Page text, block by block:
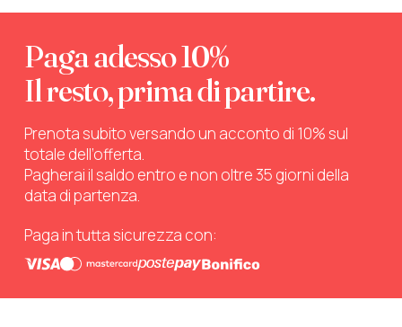
Paga adesso 10%
Il resto, prima di partire.
Prenota subito versando un acconto di 10% sul
totale dell’offerta.
Pagherai il saldo entro e non oltre 35 giorni della
data di partenza.
Paga in tutta sicurezza con: